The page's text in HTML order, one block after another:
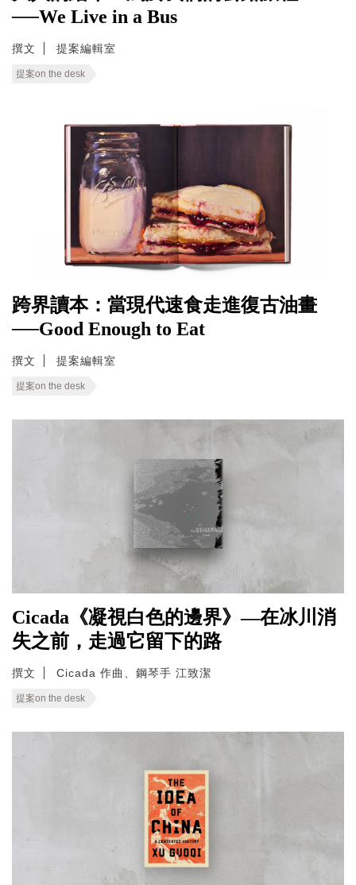
──We Live in a Bus
撰文 提案編輯室
提案on the desk
跨界讀本：當現代速食走進復古油畫
──Good Enough to Eat
撰文 提案編輯室
提案on the desk
Cicada《凝視白色的邊界》—在冰川消
失之前，走過它留下的路
撰文 Cicada 作曲、鋼琴手 江致潔
提案on the desk